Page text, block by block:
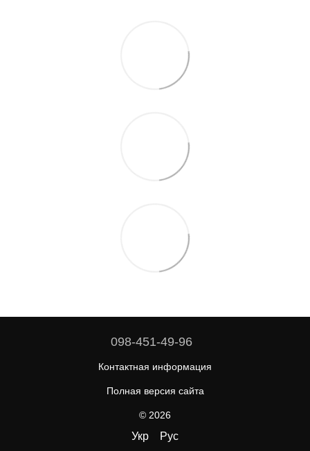
098-451-49-96
Контактная информация
Полная версия сайта
© 2026
Укр Рус